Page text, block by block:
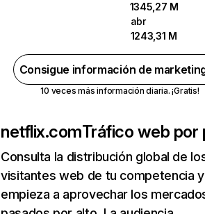
1345,27 M
abr
1243,31 M
Consigue información de
10 veces más información diaria. ¡Gratis!
netflix.comTráfico web por
Consulta la distribución global de
visitantes web de tu competencia y
empieza a aprovechar los